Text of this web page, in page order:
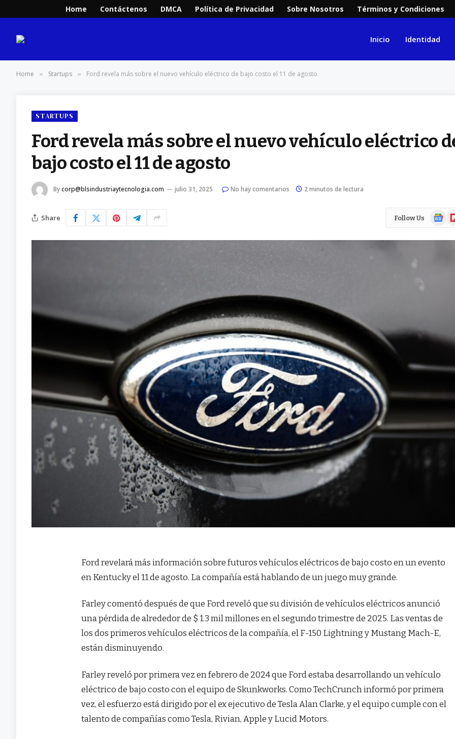
Home Contáctenos DMCA Política de Privacidad Sobre Nosotros Términos y Condiciones
Inicio Identidad
Home » Startups » Ford revela más sobre el nuevo vehículo eléctrico de bajo costo el 11 de agosto
STARTUPS
Ford revela más sobre el nuevo vehículo eléctrico
bajo costo el 11 de agosto
Bycorp@blsindustriaytecnologia.com julio 31, 2025 No hay comentarios 2 minutos de lectura
Share Follow Us
Google
Ford revelará más información sobre futuros vehículos eléctricos de bajo costo en un evento
en Kentucky el 11 de agosto. La compañía está hablando de un juego muy grande.
Farley comentó después de que Ford reveló que su división de vehículos eléctricos anunció
una pérdida de alrededor de $ 1.3 mil millones en el segundo trimestre de 2025. Las ventas de
los dos primeros vehículos eléctricos de la compañía, el F-150 Lightning y Mustang Mach-E,
están disminuyendo.
Farley reveló por primera vez en febrero de 2024 que Ford estaba desarrollando un vehículo
eléctrico de bajo costo con el equipo de Skunkworks. Como TechCrunch informó por primera
vez, el esfuerzo está dirigido por el ex ejecutivo de Tesla Alan Clarke, y el equipo cumple con el
talento de compañías como Tesla, Rivian, Apple y Lucid Motors.